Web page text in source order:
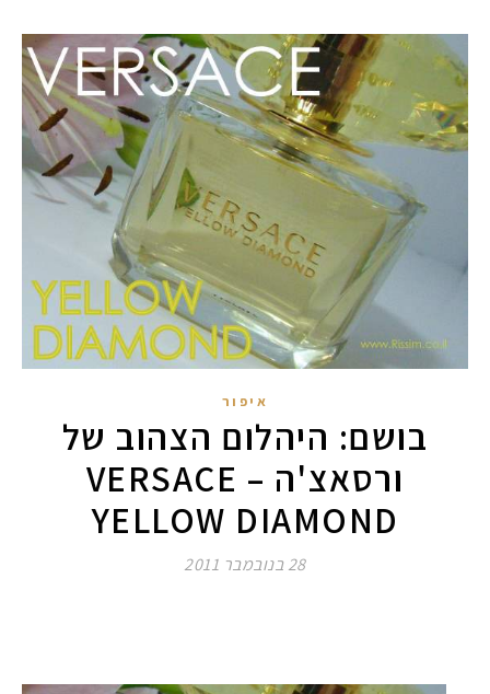
איפור
בושם: היהלום הצהוב של
ורסאצ'ה – VERSACE
YELLOW DIAMOND
28 בנובמבר 2011